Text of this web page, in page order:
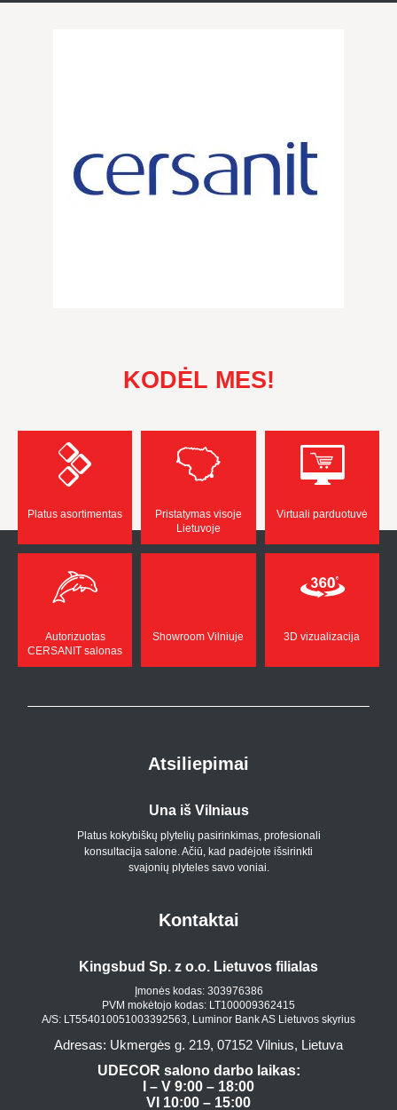
KODĖL MES!
Platus asortimentas
Pristatymas visoje
Lietuvoje
Virtuali parduotuvė
Autorizuotas
CERSANIT salonas
Showroom Vilniuje 3D vizualizacija
Atsiliepimai
Una iš Vilniaus
Platus kokybiškų plytelių pasirinkimas, profesionali
konsultacija salone. Ačiū, kad padėjote išsirinkti
svajonių plyteles savo voniai.
Kontaktai
Kingsbud Sp. z o.o. Lietuvos filialas
Įmonės kodas: 303976386
PVM mokėtojo kodas: LT100009362415
A/S: LT554010051003392563, Luminor Bank AS Lietuvos skyrius
Adresas: Ukmergės g. 219, 07152 Vilnius, Lietuva
UDECOR salono darbo laikas:
I – V 9:00 – 18:00
VI 10:00 – 15:00